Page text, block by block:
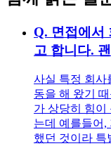
Q. 면접에서
고 합니다.
사실 특정 회사
동을 해 왔기
가 상당히 힘이
는데 예를들어,
했던 것이라 특